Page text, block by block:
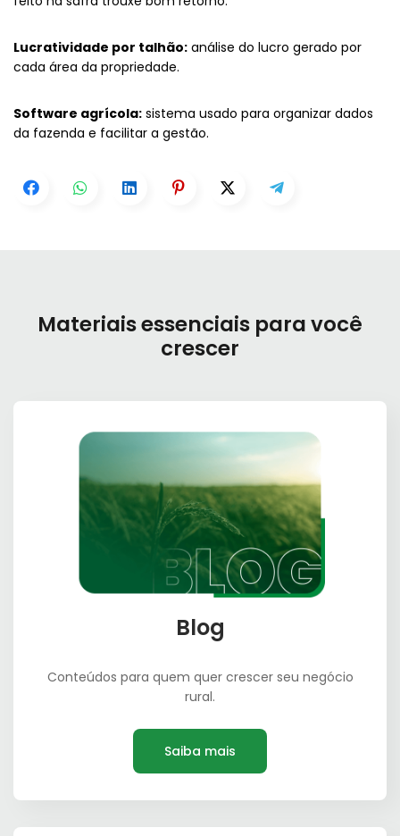
Lucratividade por talhão: análise do lucro gerado por
cada área da propriedade.
Software agrícola: sistema usado para organizar dados
da fazenda e facilitar a gestão.
Materiais essenciais para você
crescer
Blog
Conteúdos para quem quer crescer seu negócio
rural.
Saiba mais